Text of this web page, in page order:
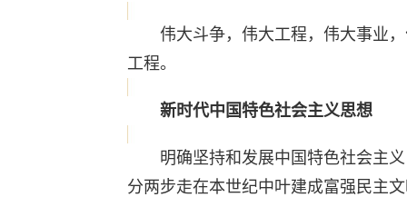
伟大斗争，伟大工程，伟大事业，
工程。
新时代中国特色社会主义思想
明确坚持和发展中国特色社会主义
分两步走在本世纪中叶建成富强民主